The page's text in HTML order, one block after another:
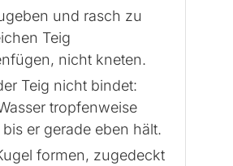
und rasch zu
Teig
nicht kneten.
Teig nicht bindet:
tropfenweise
er gerade eben hält.
formen, zugedeckt